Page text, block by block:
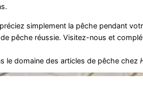
simplement la pêche pendant
pêche réussie. Visitez-nous et
le domaine des articles de pêche chez